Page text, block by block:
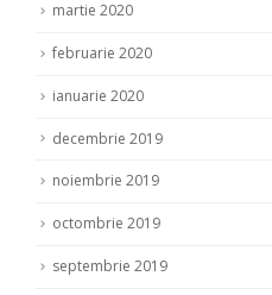
martie 2020
februarie 2020
ianuarie 2020
decembrie 2019
noiembrie 2019
octombrie 2019
septembrie 2019